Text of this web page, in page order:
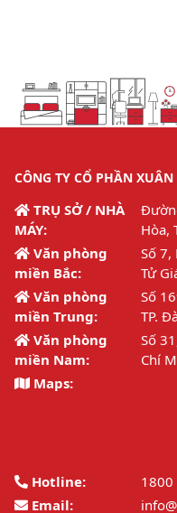
CÔNG TY CỔ PHẦN
TRỤ SỞ / NHÀ
MÁY:
Hòa,
Văn phòng
miền Bắc:
Số 7,
Tử
Văn phòng
miền Trung:
Số
TP.
Văn phòng
miền Nam:
Số
Chí
Maps:
Hotline:
Email: